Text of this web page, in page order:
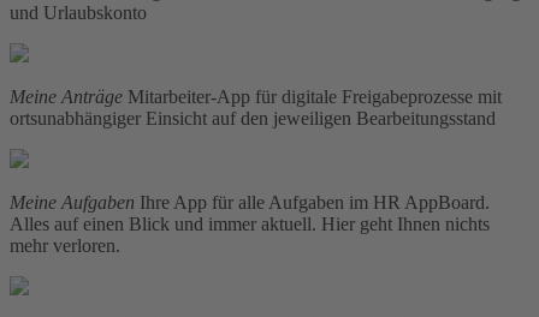
und Urlaubskonto
Meine Anträge Mitarbeiter-App für digitale Freigabeprozesse mit
ortsunabhängiger Einsicht auf den jeweiligen Bearbeitungsstand
Meine Aufgaben Ihre App für alle Aufgaben im HR AppBoard.
Alles auf einen Blick und immer aktuell. Hier geht Ihnen nichts
mehr verloren.